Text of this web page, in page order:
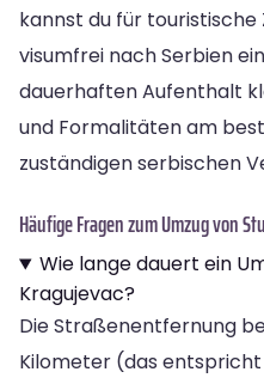
kannst du für touristische
visumfrei nach Serbien
dauerhaften Aufenthalt
und Formalitäten am
zuständigen serbischen
Häufige Fragen zum Umzug von
Wie lange dauert ein
Kragujevac?
Die Straßenentfernung
Kilometer (das entspricht